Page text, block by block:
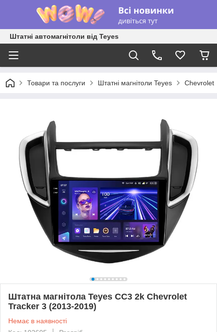
Штатні автомагнітоли від Teyes
Товари та послуги Штатні магнітоли Teyes Chevrolet
Штатна магнітола Teyes CC3 2k Chevrolet
Tracker 3 (2013-2019)
Немає в наявності